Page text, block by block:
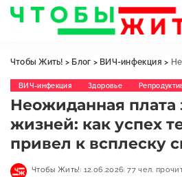
Чтобы Жить! > Блог > ВИЧ-инфекция >
ВИЧ-инфекция Здоровье
Неожиданная плата
жизней: как успех
привел к всплеску
Чтобы Жить! 12.06.2026 77 чел.